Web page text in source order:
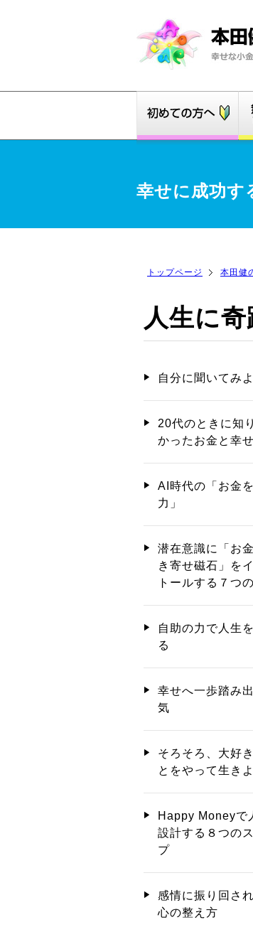
幸せに成功す
トップページ 本田健
人生に
自分に聞いてみ
20代のときに知
かったお金と幸
AI時代の「お金
力」
潜在意識に「お金
き寄せ磁石」を
トールする７つ
自助の力で人生
る
幸せへ一歩踏み
気
そろそろ、大好
とをやって生きよ
Happy Moneyで
設計する８つの
プ
感情に振り回さ
心の整え方